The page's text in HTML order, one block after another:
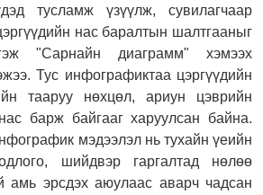
тусламж үзүүлж, сувилагчаар
нас баралтын шалтгааныг
"Сарнайн диаграмм" хэмээх
Тус инфографиктаа цэргүүдийн
тааруу нөхцөл, ариун цэврийн
барж байгааг харуулсан байна.
мэдээлэл нь тухайн үеийн
шийдвэр гаргалтад нөлөө
амь эрсдэх аюулаас аварч чадсан